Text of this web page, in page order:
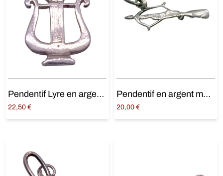
Pendentif Lyre en argent massif
22,50 €
Ajouter au panier
Pendentif en argent massif Arbalète
20,00 €
Ajouter au panier